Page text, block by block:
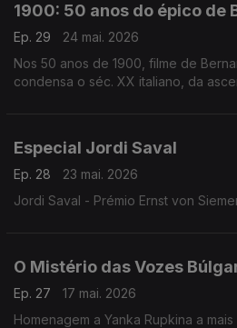
Tutu e Doo Bop.
1900: 50 anos do épico de
Ep. 29
24 mai. 2026
Nos 50 anos de 1900, filme de
condensa o séc. XX italiano, da
Especial Jordi Saval
Ep. 28
23 mai. 2026
Jordi Saval - Prémio Ernst von
O Mistério das Vozes
Ep. 27
17 mai. 2026
Homenagem a Yanka Rupkina a